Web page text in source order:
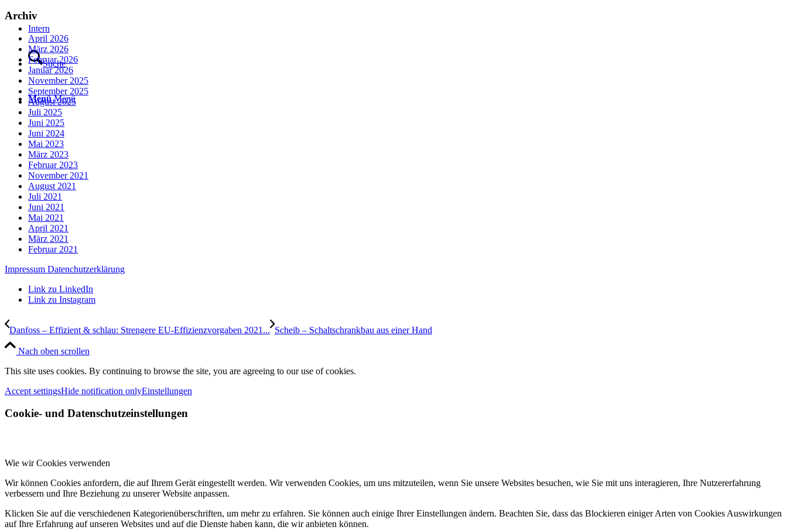
Intern
Suche
Menü Menü
Archiv
April 2026
März 2026
Februar 2026
Januar 2026
November 2025
September 2025
August 2025
Juli 2025
Juni 2025
Juni 2024
Mai 2023
März 2023
Februar 2023
November 2021
August 2021
Juli 2021
Juni 2021
Mai 2021
April 2021
März 2021
Februar 2021
Impressum Datenchutzerklärung
Link zu LinkedIn
Link zu Instagram
Danfoss – Effizient & schlau: Strengere EU-Effizienzvorgaben 2021... Scheib – Schaltschrankbau aus einer Hand
Nach oben scrollen
This site uses cookies. By continuing to browse the site, you are agreeing to our use of cookies.
Accept settingsHide notification onlyEinstellungen
Cookie- und Datenschutzeinstellungen
Wie wir Cookies verwenden
Wir können Cookies anfordern, die auf Ihrem Gerät eingestellt werden. Wir verwenden Cookies, um uns mitzuteilen, wenn Sie unsere Websites besuchen, wie Sie mit uns interagieren, Ihre Nutzererfahrung
verbessern und Ihre Beziehung zu unserer Website anpassen.
Klicken Sie auf die verschiedenen Kategorienüberschriften, um mehr zu erfahren. Sie können auch einige Ihrer Einstellungen ändern. Beachten Sie, dass das Blockieren einiger Arten von Cookies Auswirkungen
auf Ihre Erfahrung auf unseren Websites und auf die Dienste haben kann, die wir anbieten können.